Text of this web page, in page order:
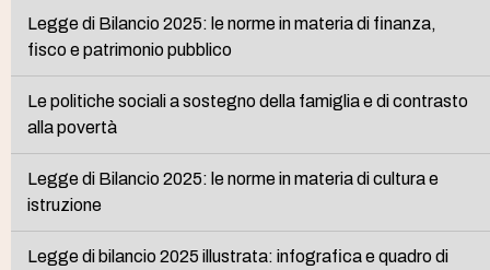
Legge di Bilancio 2025: le norme in materia di finanza,
fisco e patrimonio pubblico
Le politiche sociali a sostegno della famiglia e di contrasto
alla povertà
Legge di Bilancio 2025: le norme in materia di cultura e
istruzione
Legge di bilancio 2025 illustrata: infografica e quadro di